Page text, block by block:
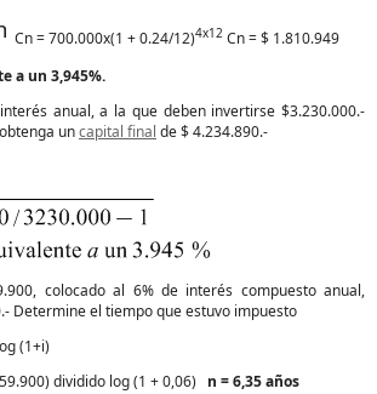
Cn = 700.000x(1 + 0.24/12)4x12 Cn = $ 1.810.949
a un 3,945%.
anual, a la que deben invertirse $3.230.000.-
uncapital final de $ 4.234.890.-
colocado al 6% de interés compuesto anual,
Determine el tiempo que estuvo impuesto
(1+i)
dividido log (1 + 0,06) n = 6,35 años